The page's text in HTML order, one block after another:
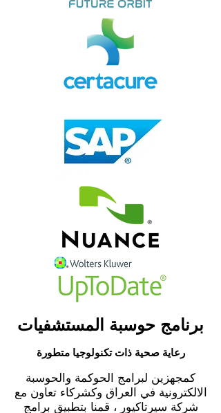
برنامج حوسبة المستشفيات
رعاية صحية ذات تكنولوجيا متطورة
كمجهزين لبرامج الحوكمة والحوسبة
الالكترونية في العراق وكشركاء تعاون مع
شركة سيرتاكيور ، قمنا بتطبيق برامج